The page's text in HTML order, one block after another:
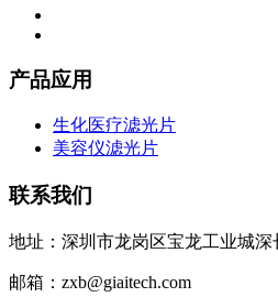
产品应用
生化医疗滤光片
美容仪滤光片
联系我们
地址：深圳市龙岗区宝龙工业城深
邮箱：zxb@giaitech.com